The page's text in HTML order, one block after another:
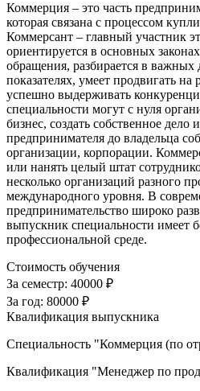
Коммерция – это часть
которая связана с процессом
Коммерсант – главный участник
ориентируется в основных
обращения, разбирается в важных
показателях, умеет продвигать
успешно выдерживать
специальности могут с нуля
бизнес, создать собственное дело
предпринимателя до владельца
организации, корпорации.
или нанять целый штат
несколько организаций разного
международного уровня. В
предпринимательство широко
выпускник специальности имеет
профессиональной среде.
Стоимость обучения
За семестр: 40000 ₽
За год: 80000 ₽
Квалификация выпускника
Специальность "Коммерция (по
Квалификация "Менеджер по